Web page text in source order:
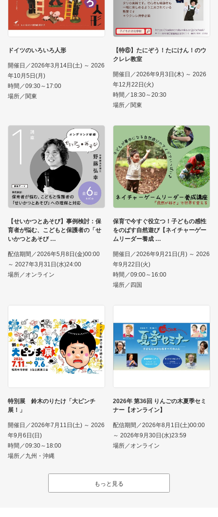
ドイツのいろいろ人形
開催日／2026年3月14日(土) ～ 2026
年10月5日(月)
時間／09:30～17:00
場所／関東
【特⑥】たにぞう！たにけん！のウ
クレレ教室
開催日／2026年9月3日(木) ～ 2026
年12月22日(火)
時間／18:30～20:30
場所／関東
【せいかつとあそび】事例検討：保
育者が悩む、こどもと保護者の「せ
いかつとあそび
配信期間／2026年5月8日(金)00:00
～ 2027年3月31日(水)24:00
場所／オンライン
保育で今すぐ役立つ！子どもの感性
をのばす自然遊び【ネイチャーゲー
ムリーダー養成
開催日／2026年9月21日(月) ～ 2026
年9月22日(火)
時間／09:00～16:00
場所／四国
特別展 鈴木のりたけ「大ピンチ
展！」
開催日／2026年7月11日(土) ～ 2026
年9月6日(日)
時間／09:30～18:00
場所／九州・沖縄
2026年 第36回 りんごの木夏季セミ
ナー【オンライン】
配信期間／2026年8月1日(土)00:00
～ 2026年9月30日(水)23:59
場所／オンライン
もっと見る